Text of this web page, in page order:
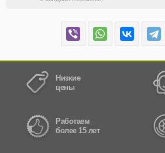
Низкие
цены
Работаем
более 15 лет